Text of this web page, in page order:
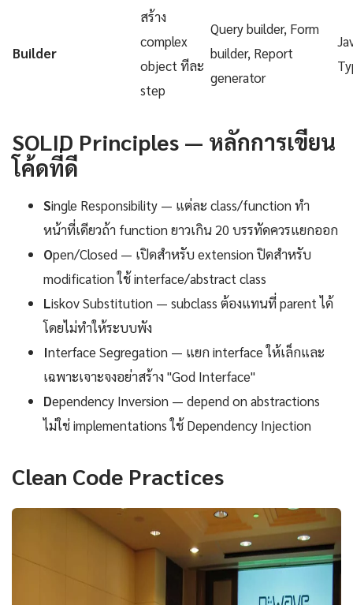
Builder
สร้าง
complex
object ทีละ
step
Query builder, Form
builder, Report
generator
SOLID Principles — หลักการเขียน
โค้ดที่ดี
Single Responsibility — แต่ละ class/function ทำ
หน้าที่เดียวถ้า function ยาวเกิน 20 บรรทัดควรแยกออก
Open/Closed — เปิดสำหรับ extension ปิดสำหรับ
modification ใช้ interface/abstract class
Liskov Substitution — subclass ต้องแทนที่ parent ได้
โดยไม่ทำให้ระบบพัง
Interface Segregation — แยก interface ให้เล็กและ
เฉพาะเจาะจงอย่าสร้าง "God Interface"
Dependency Inversion — depend on abstractions
ไม่ใช่ implementations ใช้ Dependency Injection
Clean Code Practices